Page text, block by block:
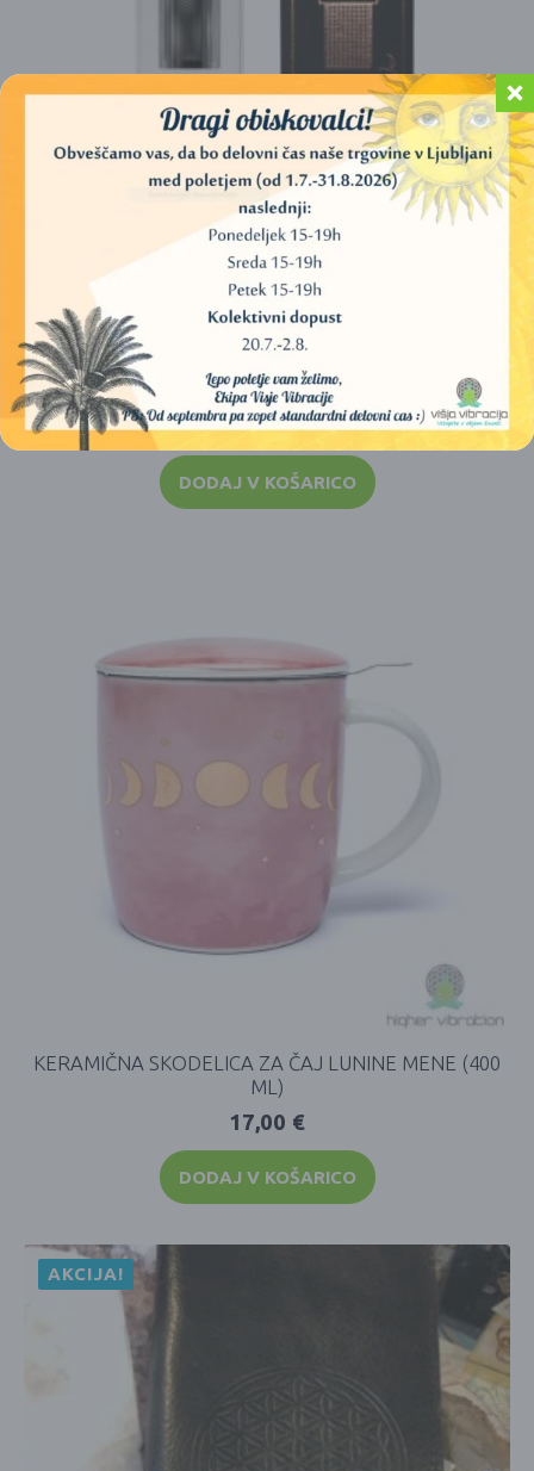
KRISTALNA STEKLENICA, INFUZOR, ZA ČAJ, ROŽNI
KREMEN – ROSE GOLD
33,00€
DODAJ V KOŠARICO
KERAMIČNA SKODELICA ZA ČAJ LUNINE MENE (400
ML)
17,00 €
DODAJ V KOŠARICO
AKCIJA!